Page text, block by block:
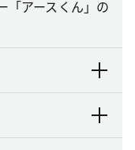
「アースくん」の